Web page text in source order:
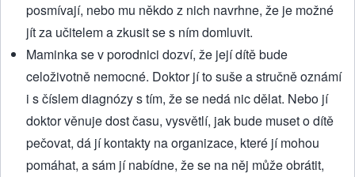
posmívají, nebo mu někdo z nich navrhne, že je možné
jít za učitelem a zkusit se s ním domluvit.
Maminka se v porodnici dozví, že její dítě bude
celoživotně nemocné. Doktor jí to suše a stručně oznámí
i s číslem diagnózy s tím, že se nedá nic dělat. Nebo jí
doktor věnuje dost času, vysvětlí, jak bude muset o dítě
pečovat, dá jí kontakty na organizace, které jí mohou
pomáhat, a sám jí nabídne, že se na něj může obrátit,